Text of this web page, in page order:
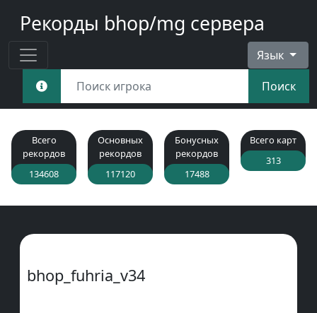
Рекорды bhop/mg сервера
Язык
Поиск
Всего
рекордов
134608
Основных
рекордов
117120
Бонусных
рекордов
17488
Всего карт
313
bhop_fuhria_v34